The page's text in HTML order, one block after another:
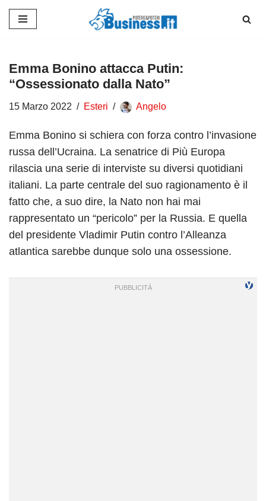
contenuto
Emma Bonino attacca Putin:
“Ossessionato dalla Nato”
15 Marzo 2022 Esteri Angelo
Emma Bonino si schiera con forza contro l’invasione
russa dell’Ucraina. La senatrice di Più Europa
rilascia una serie di interviste su diversi quotidiani
italiani. La parte centrale del suo ragionamento è il
fatto che, a suo dire, la Nato non hai mai
rappresentato un “pericolo” per la Russia. E quella
del presidente Vladimir Putin contro l’Alleanza
atlantica sarebbe dunque solo una ossessione.